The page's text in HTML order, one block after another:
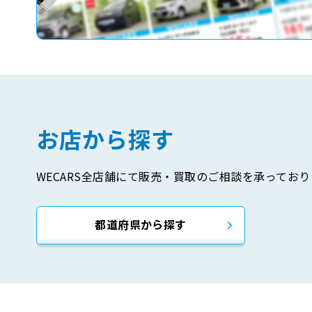
お店から探す
WECARS全店舗にて販売・買取のご相談を承ってお
都道府県から探す